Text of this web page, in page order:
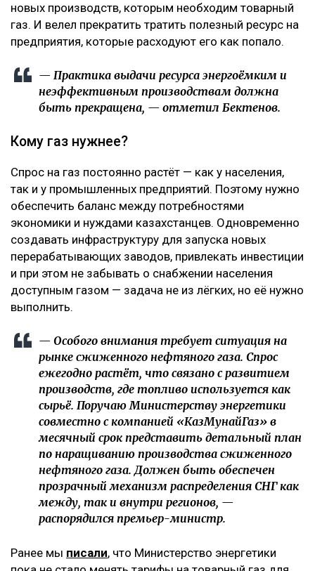
новых производств, которым необходим товарный
газ. И велел прекратить тратить полезный ресурс на
предприятия, которые расходуют его как попало.
— Практика выдачи ресурса энергоёмким и
неэффективным производствам должна
быть прекращена, — отметил Бектенов.
Кому газ нужнее?
Спрос на газ постоянно растёт — как у населения,
так и у промышленных предприятий. Поэтому нужно
обеспечить баланс между потребностями
экономики и нуждами казахстанцев. Одновременно
создавать инфраструктуру для запуска новых
перерабатывающих заводов, привлекать инвестиции
и при этом не забывать о снабжении населения
доступным газом — задача не из лёгких, но её нужно
выполнить.
— Особого внимания требует ситуация на
рынке сжиженного нефтяного газа. Спрос
ежегодно растёт, что связано с развитием
производств, где топливо используется как
сырьё. Поручаю Министерству энергетики
совместно с компанией «КазМунайГаз» в
месячный срок представить детальный план
по наращиванию производства сжиженного
нефтяного газа. Должен быть обеспечен
прозрачный механизм распределения СНГ как
между, так и внутри регионов, —
распорядился премьер-министр.
Ранее мы писали, что Министерство энергетики